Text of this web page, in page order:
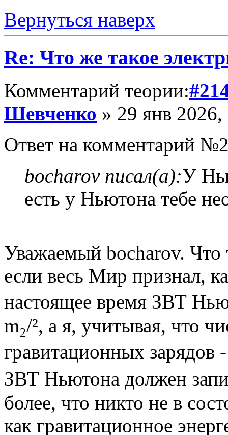
Вернуться наверх
Re: Что же такое
Комментарий теории:
Шевченко » 29 янв
Ответ на комментарий
bocharov писал(а):У
есть у Ньютона тебе
Уважаемый bocharov. Что
если весь Мир признал,
настоящее время ЗВТ
m₂/², а я, учитывая, что
гравитационных зарядов -
ЗВТ Ньютона должен
более, что никто не в
как гравитационное